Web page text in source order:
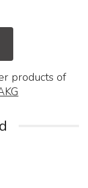
products of